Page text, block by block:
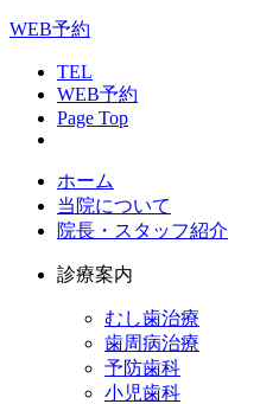
WEB予約
TEL
WEB予約
Page Top
ホーム
当院について
院長・スタッフ紹介
診療案内
むし歯治療
歯周病治療
予防歯科
小児歯科